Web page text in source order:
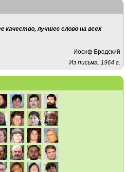
качество, лучшее слово на всех
Иосиф Бродский
Из письма. 1964 г.